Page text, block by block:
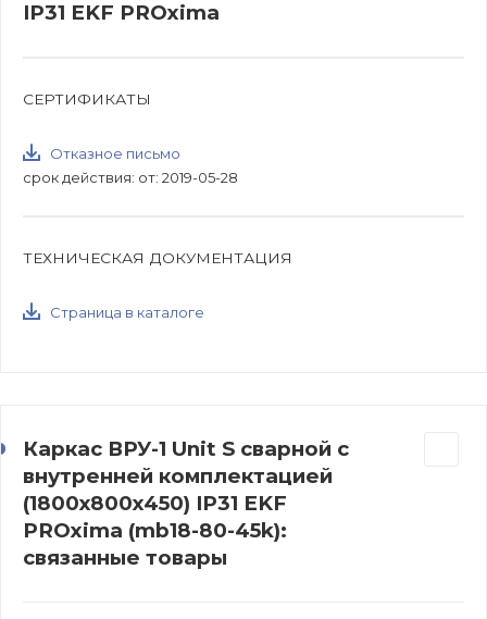
IP31 EKF PROxima
СЕРТИФИКАТЫ
Отказное письмо
срок действия: от: 2019-05-28
ТЕХНИЧЕСКАЯ ДОКУМЕНТАЦИЯ
Страница в каталоге
Каркас ВРУ-1 Unit S сварной с
внутренней комплектацией
(1800х800х450) IP31 EKF
PROxima (mb18-80-45k):
связанные товары